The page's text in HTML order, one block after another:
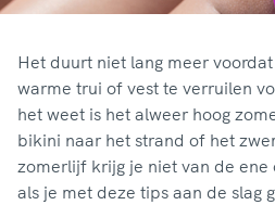
Het duurt niet lang meer
warme trui of vest te verruilen
het weet is het alweer hoog
bikini naar het strand of het
zomerlijf krijg je niet van de
als je met deze tips aan de slag